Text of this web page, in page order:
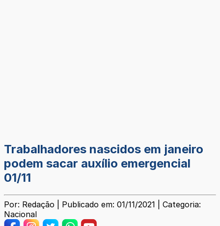
Trabalhadores nascidos em janeiro
podem sacar auxílio emergencial
01/11
Por: Redação | Publicado em: 01/11/2021 | Categoria:
Nacional